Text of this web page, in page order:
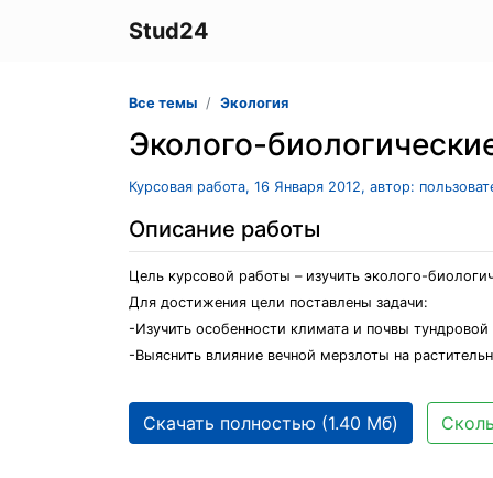
Stud24
Все темы Экология
Эколого-
Курсовая работа, 16 Января 2012, автор:
Описание работы
Цель курсовой работы – изучить эколого-
Для достижения цели поставлены задачи:
-Изучить особенности климата и почвы тундровой
-Выяснить влияние вечной мерзлоты на
Скачать полностью (1.40 Мб)